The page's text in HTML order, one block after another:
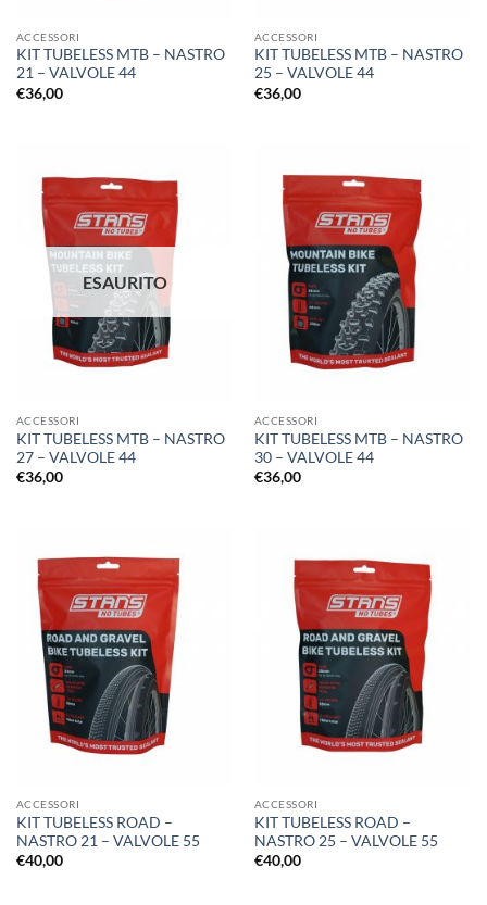
ACCESSORI
KIT TUBELESS MTB – NASTRO
21 – VALVOLE 44
€36,00
ACCESSORI
KIT TUBELESS MTB – NASTRO
25 – VALVOLE 44
€36,00
ESAURITO
ACCESSORI
KIT TUBELESS MTB – NASTRO
27 – VALVOLE 44
€36,00
ACCESSORI
KIT TUBELESS MTB – NASTRO
30 – VALVOLE 44
€36,00
ACCESSORI
KIT TUBELESS ROAD –
NASTRO 21 – VALVOLE 55
€40,00
ACCESSORI
KIT TUBELESS ROAD –
NASTRO 25 – VALVOLE 55
€40,00